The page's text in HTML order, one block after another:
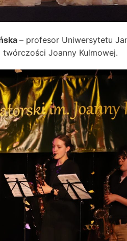
– profesor Uniwersytetu
twórczości Joanny Kulmowej.